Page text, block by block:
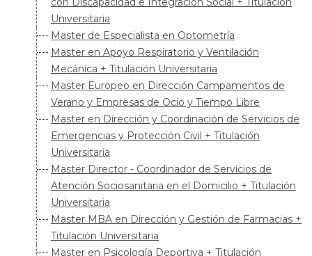
Universitaria
Master de Especialista en Optometría
Master en Apoyo Respiratorio y Ventilación
Mecánica + Titulación Universitaria
Master Europeo en Dirección Campamentos de
Verano y Empresas de Ocio y Tiempo Libre
Master en Dirección y Coordinación de Servicios de
Emergencias y Protección Civil + Titulación
Universitaria
Master Director - Coordinador de Servicios de
Atención Sociosanitaria en el Domicilio + Titulación
Universitaria
Master MBA en Dirección y Gestión de Farmacias +
Titulación Universitaria
Master en Psicología Deportiva + Titulación